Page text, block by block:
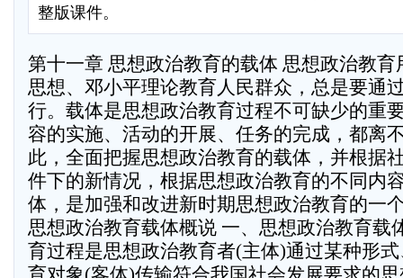
整版课件。
第十一章 思想政治教育的载体 思想政治教育用马列主义、毛泽东思想、邓小平理论教育人民群众，总是要通过一定载体才能进行。载体是思想政治教育过程不可缺少的重要因素之一。教育内容的实施、活动的开展、任务的完成，都离不开一定的载体。因此，全面把握思想政治教育的载体，并根据社会主义市场经济条件下的新情况，根据思想政治教育的不同内容，选择合适的载体，是加强和改进新时期思想政治教育的一个重要方面。 第一节 思想政治教育载体概说 一、思想政治教育载体的含义 思想政治教育过程是思想政治教育者(主体)通过某种形式、手段向思想政治教育对象(客体)传输符合我国社会发展要求的思想观念、政治观点、道德规范等，使教育对象具备社会所要求的思想品德的过程。在这个过程中，主客体之间是通过一定形式、手段联系起来的。思想政治教育的形式和手段很多，我们把其中承载并能传递思想政治教育的内容或信息的形式称为思想政治教育载体。如开会、办研讨班、管理工作、文化建设、大众传媒等，都可以成为思想政治教育的载体。教育者和受教育者正是借助这些形式进行双边互动活动，从而达到一定的教育目的。 思想政治教育总是要通过一定载体进行。在实际工作中，思想政治教育者都会自觉不自觉地用到载体，但并不是每一个教育者对载体都有明确认识。这是因为目前对思想政治教育载体的理论研究还比较薄弱，突出地表现在对其内涵的把握不够科学，以及相应地对具体载体的划分不够合理。例如，有的文章把各级党组织、工会、共青团以及主要从事生产经营的企业班组都看作是思想政治教育载体，称其为“有形载体”，把社会环境称为“社会载体” (周世椿《企业思想政治工作载体的探索》，刊《浙江商业经济》1995年第2期。)；有的文章把人格、典型、实事列为思想政治教育的载体，(杨振明《试论企业思想政治工作载体》，刊《求实》1993年第6期。)等等。这些观点值得商榷。我们认为，作为思想政治教育的载体，必须同时满足下列两个基本条件： 第一，必须承载思想政治教育信息，并能为思想政治教育者所操作。开会、办研讨班、各种活动等之所以被我们看作是思想政治教育载体，是因为它们能承载并传递思想政治教育内容或信息。事实上，它们也在这个意义上经常为思想政治教育所运用。从这个角度看，把社会环境作为思想政治教育的载体是不恰当的。环境因素非常复杂，有些因素能承载并传递思想政治教育的信息，且易于操作，可作为载体运用，有些因素则难以作这样的运用，因而不能作为教育载体。换言之，思想政治教育的载体与环境因素是可以交叉的，如文化、大众传媒，既是社会环境的重要因素，又可作为思想政治教育的载体加以运用；而当我们从特定角度研究问题或开展工作时，它们的归属又是明确的。但很多环境因素则不能作如是看，它们不符合这里提出的条件。因此，笼统地说社会环境是思想政治教育的载体既不符合实际，又把 思想政治教育的载体与环境相混同了。 第二，必须是联系主客体的一种形式，主客体可借助这种形式发生互动。前述开会，办研讨班，文化建设等都具有这种特征。从这个意义上讲，党组织、工会、共青团以及企业班组等都不是思想政治教育载体，只是主体，而党团活动、工会活动则可以成为思想政治教育载体。把党组织等看作是思想政治教育载体，就会把教育主体和载体混为一谈；这就如同把思想政治教育载体和社会环境混同一样，是一种把思想政治教育载体泛化的倾向，会导致认识上的混乱，实际工作中的随意性。此外，人格、典型、实事显然不能同时满足上述两个条件，不能看作是教育载体。总之，只有同时具备上述两个基本特征的形式，才能将其看作是思想政治教育载体，也才能加以恰当的运用，而不能同时满足上述两个条件的，则不能看作是思想政治教育载体，应作为另外的范畴加以讨论。 二、思想政治教育载体与思想政治教育社会化 思想政治教育的载体并不是固定不变的。随着社会历史条件的变化和思想政治教育的发展，思想政治教育的载体也必然发生变化：原有的载体可能不适用或不够用，适应新情况的新载体在不断出现并要求我们很好地去运用它；各种载体对思想政治教育的重要性也会发生变化，等等。教育者应敏锐地注意到这种变化，及时地对思想政治教育载体的运用作出调整，善于恰当地运用各种载体尤其是与新情况相适应的载体，以增强思想政治教育的有效性。 思想政治教育在过去运用得比较多的载体如政治学习、开会、办学习班、作大报告、搞政治运动、群众运动等，多是与计划经济体制，与相对封闭的社会文化环境，与“以阶级斗争为纲”的政治路线相适应的。党的十一届三中全会以后，我们已经废止“以阶级斗争为纲”，把工作重点转移到经济建设上来，不再搞政治运动了，思想政治教育当然不能也不宜以此为载体了。改革开放以来的经济体制改革尤其是社会主义市场经济建设改变了过去那种绝大多数人都被组织在全民所有制和集体所有制的企事业单位的格局，出现了外资企业、中外合资企业、私营企业以及大量的个体工商户等多种经济成分；国有企业和集体企业出现的大量下岗职工以及数以千万计的农民的流动，使他们与原有的社会组织的联系松散化，而又未完全融入新的社会组织体系之中；全方位开放的社会环境，使人们可以从更广阔的社会领域获得各种信息，包括思想政治信息，人们的思想显然更复杂了。这种种因素，导致思想政治教育出现了明显的社会化的趋向。在这种情况下，原来行之有效的开会、办班等思想政治教育的载体就显得不够用或不完全适用了。例如，对国营企业职工、学校学生，仅仅运用开会、办班这样的载体进行思想政治教育，其局限性就很明显；至于对个体户、下岗职工、流动农民则很难采取开会、办班等形式进行经常性的思想政治教育。因而需要创造覆盖面广的新载体如文化载体、大众传媒载体、活动载体以及管理载体等，以适应思想政治教育社会化的需要，增强思想政治教育的吸引力、渗透力。而大众传媒的蓬勃发展，文化建设的空前兴旺以及全体社会成员文化素质的普遍提高，又为思想政治教育运用这些载体提供了条件。因此，要做好市场经济条件下的思想政治工作，除了继续运用开会、办学习班、党团活动等载体以外，还应特别注意运用文化、管理、活动、大众传媒等新载体，充分发挥这些载体的思想政治教育作用。 第二节 思想政治教育的基本载体 思想政治教育的基本载体包括开会、办学习(读书)班、党团活动等传统的载体，也包括近几年为思想政治教育所运用的管理、文化活动、大众传媒等新载体。思想政治教育对传统载体的运用已积累了很多经验，认识也较一致，这里不再展开论述，拟着重就近几年出现的新载体的内涵、特征、作用以及如何发挥它们的作用作些讨论。 一、思想政治教育的基本载体 （一）管理载体 以管理为载体，就是将思想政治教育内容渗透到管理活动中，渗透到人们的具体工作之中，以达到提高人们的思想道德素质、规范人们的行为、调动人们的工作、学习、生产积极性的目的。 管理是一种遍及社会生活各个领域的基本活动。从宏观上讲，它包括国家的行政管理、人事管理、经济管理、教育科学文化卫生体育事业的管理等；从微观上讲，它包括遍及所有行业的难以计数的大大小小的社会组织的管理，如企业管理，学校管理，医院管理等。思想政治教育具有广泛的社会性，它所运用的载体也必须具有广泛的覆盖面，这样才能有效地对广大社会成员进行思想政治教育。管理活动正好具备了思想政治教育载体的这一要求，它的普遍性为思想政治教育利用其作为载体提供了外在条件。同时，管理活动的基本内容虽然是协调社会(组织)内部的人力、物力和环境之间的关系，但其实质是调适人与人之间的关系，调动人的积极性，从而达到一定的目标。思想政治教育的一个重要任务，也是要理顺人们之间的关系，充分发挥广大群众的积极性。在这一点上，管理和思想政治教育有很高的契合度。管理活动以人为本的实质为思想政治教育利用其作为载体提供了内在根据。由此可见，将管理作为具有广泛群众性的思想政治教育载体是完全可行的。 在市场经济条件下，运用管理载体对人们进行思想政治教育不仅是可行的，而且还具有其他载体不可替代的重要作用。 第一，有利于更好地把思想政治教育与经济、业务工作结合起来。思想政治教育与经济、业务工作相结合，是思想政治教育的重要原则和优良传统。而以管理为载体便是把两者结合在一起的最佳选择。一方面，管理活动是提高经济、业务工作效益的至关重要的一环，而管理要达到这样的效果，就离不开思想政治教育。在管理过程中，经济手段、行政手段乃至法律手段的运用，都需要思想政治教育手段的密切配合。如果思想政治教育搞得好，人们对管理手段就会产生认同感，自觉遵守政策、法规、制度、纪律，从而使经济、业务工作秩序井然，顺利进行。如果忽视了思想政治教育，人们认识不到政策、法规、制度、纪律的正确性、合理性、必要性，那么，这些管理手段就有可能流于形式，得不到切实地贯彻落实，管理的作用也就无从实现。可见，在管理活动中坚持思想政治教育，是使管理活动顺利而有效进行的客观要求。另一方面，思想政治教育也需要管理的支持。这不仅是因为有效的管理是思想政治教育的重要基础，如果一个社会或单位管理混乱，人们的思想问题就会层出不穷，思想政治教育在这样的氛围中就很难产生良好的效果；而且也因为只有通过管理这个环节，思想政治教育才能更好地渗透到经济、业务工作实践中，切实促进经济、业务工作的发展。总之，思想政治教育与管理工作的关系，犹如车之两轮、鸟之双翼，合则双美，离则两伤。以管理为载体能够有效地克服过去那种思想政治教育与经济、业务工作相脱节的“两张皮”现象，使思想政治教育更好地结合着经济、业务工作一道去做，更好地为经济建设服务。 第二，有利于对人们进行深入细致的思想政治教育，更好地提高思想政治教育的效果。以管理为载体，可以使思想政治教育更深入、更贴近人们的思想实际。例如，在管理要求人们遵守规章制度、严守劳动纪律的同时，如果辅之以爱岗敬业的职业道德教育、遵纪守法的法制观教育，就能更好地引导人们把管理要求的各种规范以及相应的观念内化，使人们把管理要求他所做的被动行动升华到自觉去做的境界。这样，职业道德教育、法制教育就落到了实处。同时，以管理为栽体，可以及时有效地解决人们的各种思想认识问题。人的一生有很大一部分是在职业工作中渡过的，人们在具体的经济、业务工作中产生的思想认识问题最多、最复杂，思想政治教育所要解决的思想认识问题大量的也是这一类在工作中产生的问题。而人们在工作中产生的各种思想认识问题往往首先反映在管理的过程中。以管理为载体，就能及时发现各种思想认识问题，实事求是地分析它们产生的原因，并采取措施予以解决，从而提高人们的思想认识水平，提高人们的积极性，为管理工作的顺利进行提供思想基础。如果等到问题成堆才为我们所发现，才去做思想政治工作，就有可能错过解决问题的最佳时机，降低思想政治教育的效果。 近几年，许多地方及部门尤其是企业的思想政治教育领导，运用管理载体进行思想政治教育，取得了一定成效。但也应看到，在思想政治教育中对管理载体的运用还是不够的，运用中也还存在一些问题。在此情况下，应进一步加强对管理载体及其运用的研究，必须充分发挥其思想政治教育功能。这是个大题目，需要作深入研究，这里仅就如何运用管理载体说几点意见。 首先，要提高思想政治教育者运用管理载体的自觉性。管理能否作为思想政治教育的载体?管理载体有什么作用?这是每一个思想政治教育者尤其是领导者都应弄清的问题。如前所述，管理活动的普遍性以及它所内含的某些思想政治教育功用，使它能够作为思想政治教育载体被我们所运用，并且能起到其他载体不可能起到的重要作用。只有对此有明确认识，才能自觉将管理作为思想政治教育载体予以运用，使之发挥更大作用。如果认识模糊，就很难自觉地去运用管理载体，即使运用，也很难有理想的效果。当前，管理载体运用中的一些问题以及对其运用的局限性都与认识模糊有关。例如，由于对管理载体的普遍性认识不足，致使目前对管理载体的运用主要集中在企业思想政治教育中，国有企业把思想政治工作看作是现代企业管理的重要组成部分，创造了“双文明工作法”等经验，而在其他领域运用则较少。 其实，不仅企业的思想政治教育可借助企业管理进行，其他行业的思想政治教育也可借助于相应的管理进行，对干部的思想政治教育可借助于人事及行政管理进行，对学生的教育可借助于教学管理进行，等等。不仅如此，对某部分人如个体工商户借助于管理进行思想政治教育还是一种较好选择。对个体户的思想政治教育是改革开放以来思想政治教育的一个新领域，也是一个薄弱环节。对其进行思想政治教育的困难之一在于过去没有找到一种适合个体户特点的教育形式，因而其思想政治教育长期处于一种“粗放”状态。如果拓宽思路，将思想政治教育渗透到工商管理中，就能有效地解决这种困难，使个体户的思想政治教育得以加强。部分地区的实践表明，以工商管理为载体，在对个体户的经营行为用法纪以及经济手段加以约束的同时，进行经常性的爱国主义教育、改革开放的教育、职业道德教育、法制教育等，是逐步提高他们的思想道德素质以及社会文明程度的行之有效的途径。由此可见，只有提高思想政治教育者对管理载体的认识及运用管理载体的自觉性，才能使管理载体得到普遍的恰当的运用，充分发挥其承载和传递思想政治教育内容的作用。 其次，提高管理人员的思想政治素质和思想政治意识，使其承担一部分思想政治教育职能。要用好管理载体，充分发挥其教育功能，仅靠思想政治教育者的努力是不够的，还需要广大的管理人员也来做思想政治工作，即在管理中融进思想政治教育内容，运用思想政治教育方法。而如果管理人员自身的思想政治素质不高，他就难以履行思想政治教育职能；如果缺乏思想政治教育意识，他就不会在管理中融进思想政治教育内容。因此，提高管理人员的思想政治素质以及思想政治教育意识，是用好管理载体的一个基本性的工作。这一工作有多方面的内容，其中很重要的一点就是要帮助管理人员克服那种把思想政治教育和管理分离开来的糊涂认识。许多管理者认为，思想政治教育仅仅是思想政治教育者的事，管理人员只须管好自己的业务。这是一种囿于分工所造成的片面认识。实际上，任何工作都离不开思想政治教 育，因为任何工作都是人做的，要做好工作，就要发挥人的积极性、主动性、创造性，而调动人的积极性，除了其他手段以外，思想政治教育是不可缺少的重要手段；同时，在做工作的过程中，人们不可避免地会产生这样或者那样的思想问题，不解决这些问题，工作就会受到影响。管理当然也不例外，只有切实调动人们的积极性，适时解决各种思想认识问题，管理才能有效。这就决定了在管理中要渗透思想政治教育内容，运用思想政治教育手段。可见，管理和思想政治教育是互相联系和互相作用的。管理人员对此要有明确认识，把二者紧密联系起来，自觉承担一部分思想政治教育职能。在制定和实行“岗位责任制”的时候，主管部门要大力推行和落实“一岗两责”。这既是管理工作的内在需要，也是“以管理为载体”内容的一部分。 再次，促进管理水平的提高，为思想政治教育创造良好的环境。思想政治教育要以管理为载体，就要努力促进全社会各项管理工作水平的提高。这是因为管理水平的高下，对思想政治教育有着重要影响。科学的规范的管理可以起到理顺关系、化解矛盾从而使一个地区或单位的活动有序化的作用，这就在客观上为思想政治教育创造了一个良好的环境，有利于人们良好行为习惯的养成。相反，如果管理乱糟糟，由各种实际问题引起的思想问题必然层出不穷，这就增加了思想政治教育的难度。无怪乎有人说“科学的、民主的、公平的、规范的管理，本身也是一种思想政治教育”。这当然是在一定意义上讲的，但它也说明管理水平的高低对思想政治教育具有非常重要的意义。因此，思想政治教育者应积极支持各级管理人员大胆管理，并主动参与管理过程，包括参与制订规章制度、宣传规章制度、督促规章制度的执行、协调各种关系等，努力促进管理水平的提高。这也是以管理为载体的题中应有之义。 （二）文化载体 文化是一个有着多重含义的复杂概念。广义地说，文化是指人类不断创造和积累起来的物质财富和精神财富的总和，涵盖除自然生成物之外的一切社会事物；狭义地说，文化则是指语言、科学知识、文学艺术及一切意识形态在内的精神产品。文化既是一定时代一定社会的产物，又是一个连续不断的动态过程。所谓以文化为载体，就是将文化看作是一个动态过程，把思想政治教育的内容寓于文化建设之中。这里的“文化”主要是指狭义的文化，在很多时候也涉及到广义的文化。 一般认为，文化主要是由符号和语言、价值观、规范、物质产品等因素构成，其中，价值观及其具体化的规范是文化的核心。思想政治教育的基本任务正是要向人们传输符合我国社会发展要求的价值观以及相应的法律、道德规范等，以使人们的思想和行为向着社会要